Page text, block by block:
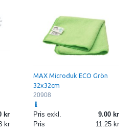
MAX Microduk ECO Grön
32x32cm
20908
Pris exkl.
9.00
Pris
11.25